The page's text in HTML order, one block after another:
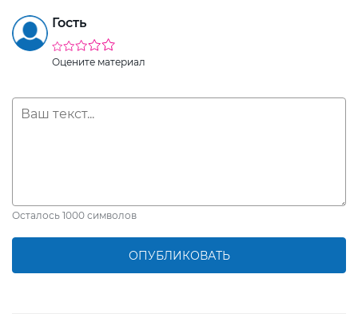
Гость
Оцените материал
Осталось 1000 символов
ОПУБЛИКОВАТЬ